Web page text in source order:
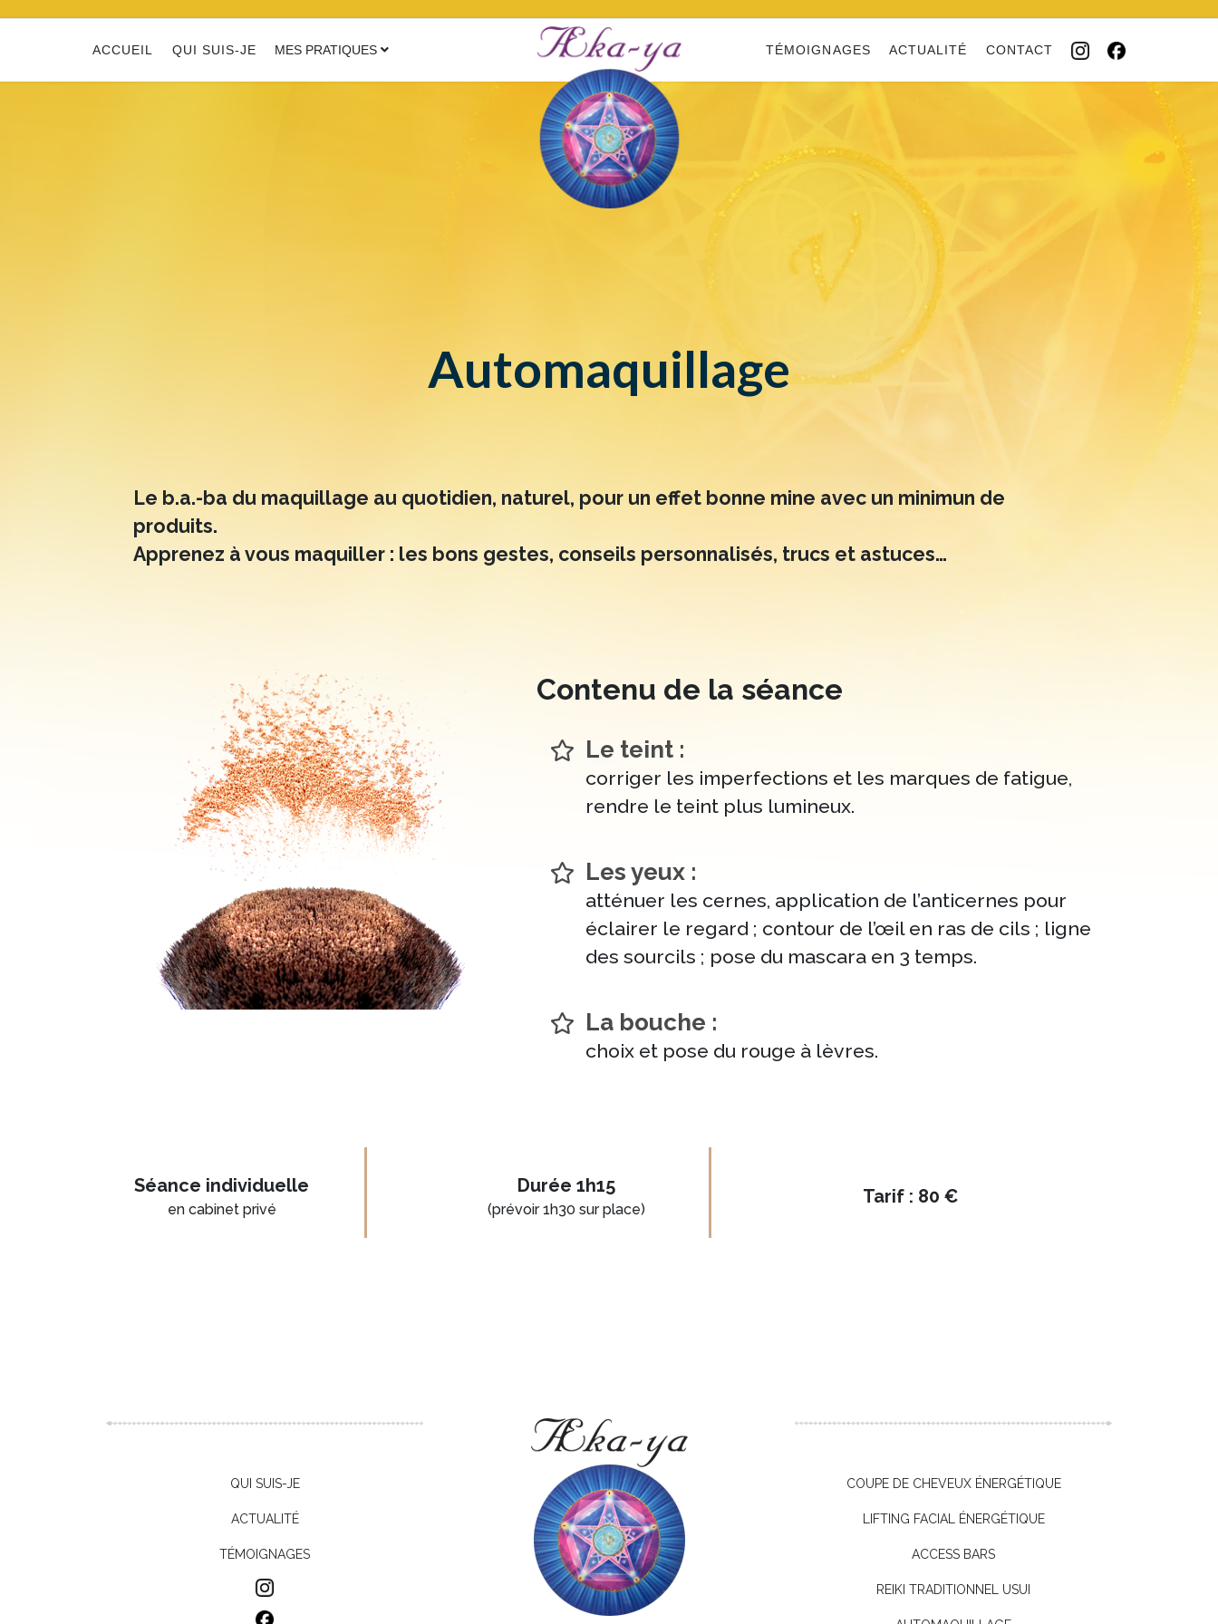
ACCUEIL QUI SUIS-JE MES PRATIQUES TÉMOIGNAGES ACTUALITÉ CONTACT
Automaquillage
Le b.a.-ba du maquillage au quotidien, naturel, pour un effet bonne mine avec un minimun de
produits.
Apprenez à vous maquiller : les bons gestes, conseils personnalisés, trucs et astuces…
Contenu de la séance
Le teint :
corriger les imperfections et les marques de fatigue,
rendre le teint plus lumineux.
Les yeux :
atténuer les cernes, application de l’anticernes pour
éclairer le regard ; contour de l’œil en ras de cils ; ligne
des sourcils ; pose du mascara en 3 temps.
La bouche :
choix et pose du rouge à lèvres.
Séance individuelle
en cabinet privé
Durée 1h15
(prévoir 1h30 sur place)
Tarif : 80 €
QUI SUIS-JE
ACTUALITÉ
TÉMOIGNAGES
COUPE DE CHEVEUX ÉNERGÉTIQUE
LIFTING FACIAL ÉNERGÉTIQUE
ACCESS BARS
REIKI TRADITIONNEL USUI